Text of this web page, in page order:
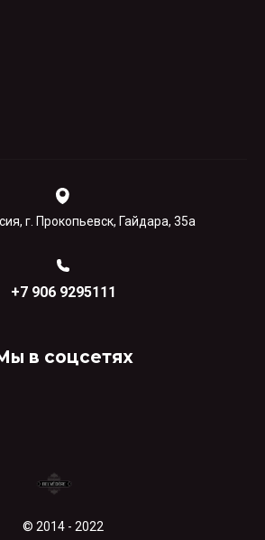
© 2014 - 2022
г. Прокопьевск, Гайдара, 35а
+7 906 9295111
в соцсетях